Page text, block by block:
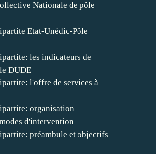
Nationale de pôle
Etat-Unédic-Pôle
les indicateurs de
DUDE
l'offre de services à
organisation
d'intervention
préambule et objectifs